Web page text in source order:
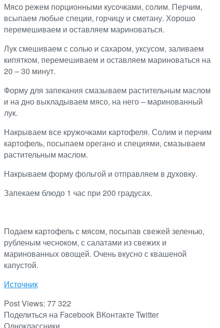
Мясо режем порционными кусочками, солим. Перчим,
всыпаем любые специи, горчицу и сметану. Хорошо
перемешиваем и оставляем мариноваться.
Лук смешиваем с солью и сахаром, уксусом, заливаем
кипятком, перемешиваем и оставляем мариноваться на
20 – 30 минут.
Форму для запекания смазываем растительным маслом
и на дно выкладываем мясо, на него – маринованный
лук.
Накрываем все кружочками картофеля. Солим и перчим
картофель, посыпаем орегано и специями, смазываем
растительным маслом.
Накрываем форму фольгой и отправляем в духовку.
Запекаем блюдо 1 час при 200 градусах.
Подаем картофель с мясом, посыпав свежей зеленью,
рубленым чесноком, с салатами из свежих и
маринованных овощей. Очень вкусно с квашеной
капустой.
Источник
Post Views: 77 322
Поделиться на Facebook ВКонтактеTwitter
Одноклассники